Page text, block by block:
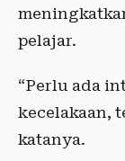
pelajar.
“Perlu ada
kecelakaan,
katanya.